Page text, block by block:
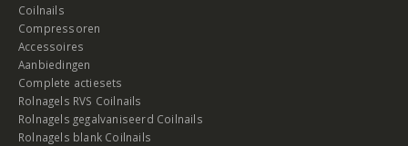
Coilnails
Compressoren
Accessoires
Aanbiedingen
Complete actiesets
Rolnagels RVS Coilnails
Rolnagels gegalvaniseerd Coilnails
Rolnagels blank Coilnails